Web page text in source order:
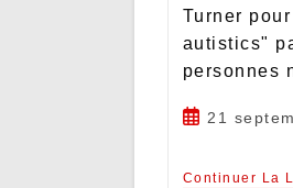
Turner
autistics"
personnes
21
Continuer La